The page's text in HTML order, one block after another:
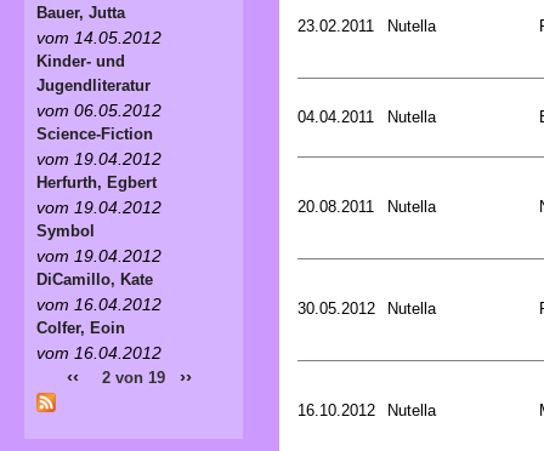
23.02.2011 Nutella
04.04.2011 Nutella
20.08.2011 Nutella
30.05.2012 Nutella
16.10.2012 Nutella
Bauer, Jutta
vom 14.05.2012
Kinder- und
Jugendliteratur
vom 06.05.2012
Science-Fiction
vom 19.04.2012
Herfurth, Egbert
vom 19.04.2012
Symbol
vom 19.04.2012
DiCamillo, Kate
vom 16.04.2012
Colfer, Eoin
vom 16.04.2012
‹‹ 2 von 19 ››